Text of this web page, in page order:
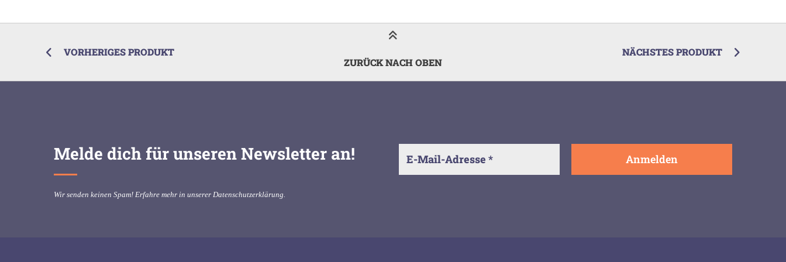
VORHERIGES PRODUKT
NÄCHSTES PRODUKT
ZURÜCK NACH OBEN
Melde dich für unseren Newsletter an!
Wir senden keinen Spam! Erfahre mehr in unserer Datenschutzerklärung.